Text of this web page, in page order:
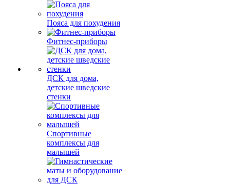
Пояса для похудения
Фитнес-приборы
ДСК для дома,
детские шведские
стенки
Спортивные
комплексы для
малышей